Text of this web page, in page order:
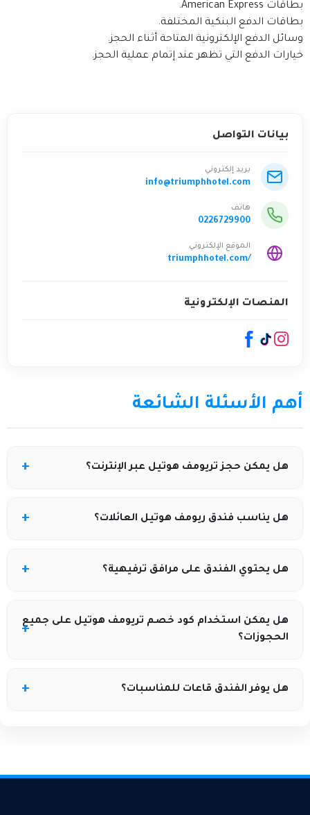
بطاقات American Express.
بطاقات الدفع البنكية المختلفة.
وسائل الدفع الإلكترونية المتاحة أثناء الحجز.
خيارات الدفع التي تظهر عند إتمام عملية الحجز.
بيانات التواصل
بريد إلكتروني
info@triumphhotel.com
هاتف
0226729900
الموقع الإلكتروني
triumphhotel.com/
المنصات الإلكترونية
أهم الأسئلة الشائعة
هل يمكن حجز تريومف هوتيل عبر الإنترنت؟
نعم، يمكن إتمام الحجز مباشرة من خلال الموقع الرسمي
هل يناسب فندق ريومف هوتيل العائلات؟
نعم، يوفر الفندق العديد من المرافق والخدمات المناسبة
هل يحتوي الفندق على مرافق ترفيهية؟
نعم، تتوفر مرافق متنوعة تشمل المسابح وبعض الخدمات
الترفيهية الأخرى.
هل يمكن استخدام كود خصم تريومف هوتيل على جميع
الحجوزات؟
يعتمد ذلك على شروط العرض أو الكوبون المتاح وقت
هل يوفر الفندق قاعات للمناسبات؟